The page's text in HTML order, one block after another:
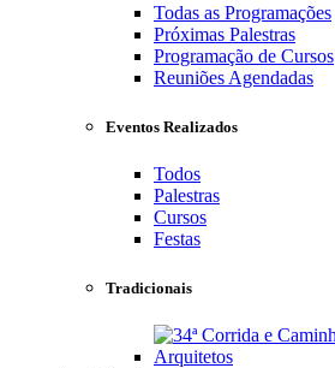
Todas as Programações
Próximas Palestras
Programação de Cursos
Reuniões Agendadas
Eventos Realizados
Todos
Palestras
Cursos
Festas
Tradicionais